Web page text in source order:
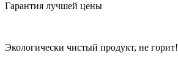
Гарантия лучшей цены
Экологически чистый продукт, не горит!